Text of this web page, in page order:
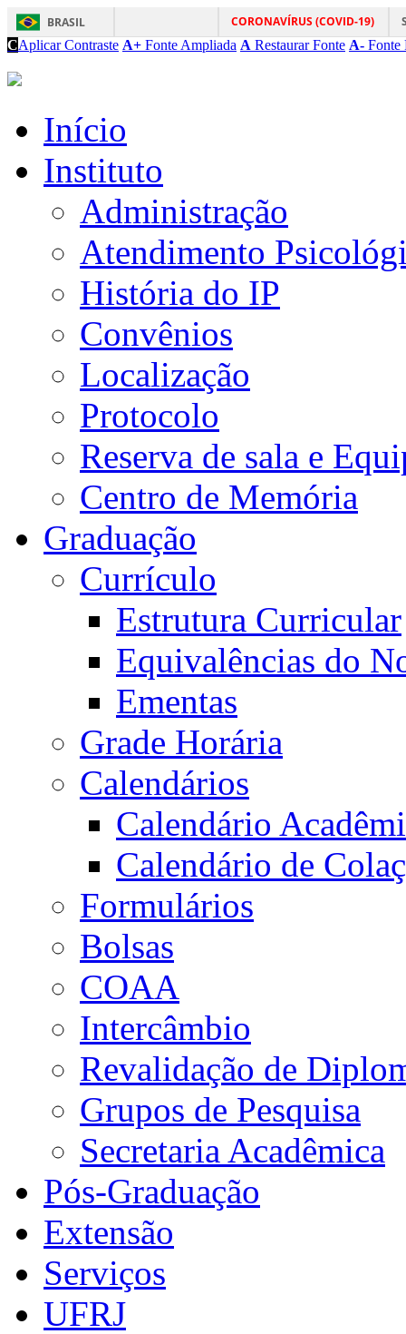
BRASIL CORONAVÍRUS (COVID-19)
CAplicar Contraste A+ Fonte Ampliada A Restaurar Fonte A- Fonte
Início
Instituto
Administração
Atendimento
História do IP
Convênios
Localização
Protocolo
Reserva de sala e
Centro de Memória
Graduação
Currículo
Estrutura Curricular
Equivalências do
Ementas
Grade Horária
Calendários
Calendário
Calendário de
Formulários
Bolsas
COAA
Intercâmbio
Revalidação de
Grupos de Pesquisa
Secretaria Acadêmica
Pós-Graduação
Extensão
Serviços
UFRJ